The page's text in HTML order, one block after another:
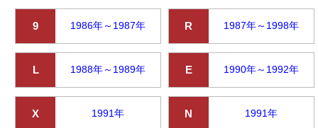
9 1986年～1987年 R 1987年～1998年
L 1988年～1989年 E 1990年～1992年
X 1991年 N 1991年